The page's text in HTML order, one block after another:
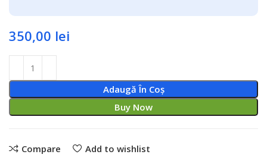
350,00 lei
Adaugă În Coș
Buy Now
Compare Add to wishlist